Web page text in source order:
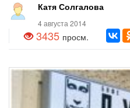
Катя Солгалова
4 августа 2014
3435 просм.